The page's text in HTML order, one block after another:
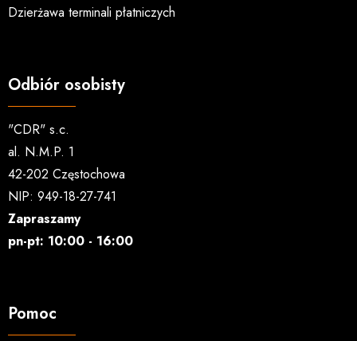
Dzierżawa terminali płatniczych
Odbiór osobisty
"CDR" s.c.
al. N.M.P. 1
42-202 Częstochowa
NIP: 949-18-27-741
Zapraszamy
pn-pt: 10:00 - 16:00
Pomoc